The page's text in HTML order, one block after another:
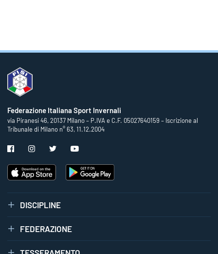
Federazione Italiana Sport Invernali
via Piranesi 46, 20137 Milano – P.IVA e C.F. 05027640159 – Iscrizione al
Tribunale di Milano n° 63, 11.12.2004
DISCIPLINE
FEDERAZIONE